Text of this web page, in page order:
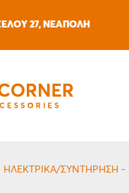
27, ΝΕΑΠΟΛΗ
ΗΛΕΚΤΡΙΚΆ/ΣΥΝΤΉΡΗΣΗ -